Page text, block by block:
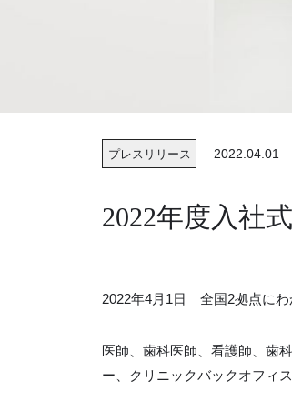
プレスリリース 2022.04.01
2022年度入社
2022年4月1日 全国2拠点にわ
医師、歯科医師、看護師、歯
ー、クリニックバックオフィ